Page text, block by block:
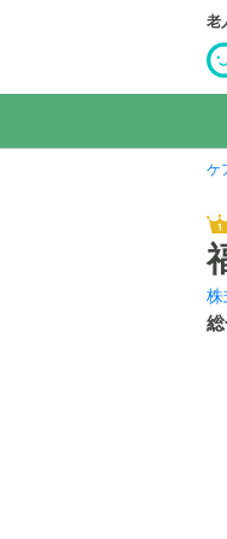
老
ケ
株